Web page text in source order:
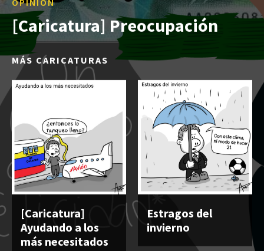
[Caricatura] Preocupación
MÁS CARICATURAS
[Caricatura]
Ayudando a los
más necesitados
Estragos del
invierno